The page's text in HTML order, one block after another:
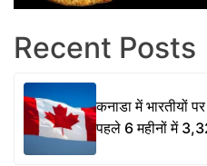
Recent Posts
कनाडा में भारतीयों
पहले 6 महीनों में